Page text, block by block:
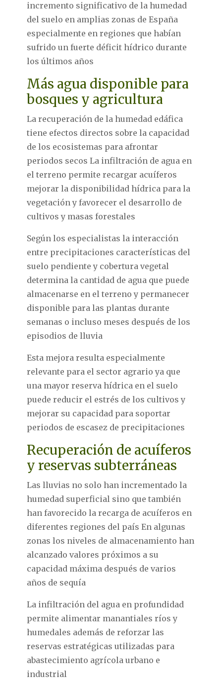
incremento significativo de la humedad
del suelo en amplias zonas de España
especialmente en regiones que habían
sufrido un fuerte déficit hídrico durante
los últimos años
Más agua disponible para
bosques y agricultura
La recuperación de la humedad edáfica
tiene efectos directos sobre la capacidad
de los ecosistemas para afrontar
periodos secos La infiltración de agua en
el terreno permite recargar acuíferos
mejorar la disponibilidad hídrica para la
vegetación y favorecer el desarrollo de
cultivos y masas forestales
Según los especialistas la interacción
entre precipitaciones características del
suelo pendiente y cobertura vegetal
determina la cantidad de agua que puede
almacenarse en el terreno y permanecer
disponible para las plantas durante
semanas o incluso meses después de los
episodios de lluvia
Esta mejora resulta especialmente
relevante para el sector agrario ya que
una mayor reserva hídrica en el suelo
puede reducir el estrés de los cultivos y
mejorar su capacidad para soportar
periodos de escasez de precipitaciones
Recuperación de acuíferos
y reservas subterráneas
Las lluvias no solo han incrementado la
humedad superficial sino que también
han favorecido la recarga de acuíferos en
diferentes regiones del país En algunas
zonas los niveles de almacenamiento han
alcanzado valores próximos a su
capacidad máxima después de varios
años de sequía
La infiltración del agua en profundidad
permite alimentar manantiales ríos y
humedales además de reforzar las
reservas estratégicas utilizadas para
abastecimiento agrícola urbano e
industrial